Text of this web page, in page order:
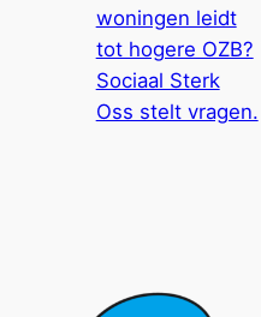
woningen leidt
tot hogere OZB?
Sociaal Sterk
Oss stelt vragen.